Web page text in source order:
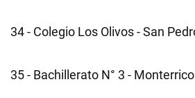
34 - Colegio Los Olivos - San
35 - Bachillerato N° 3 -